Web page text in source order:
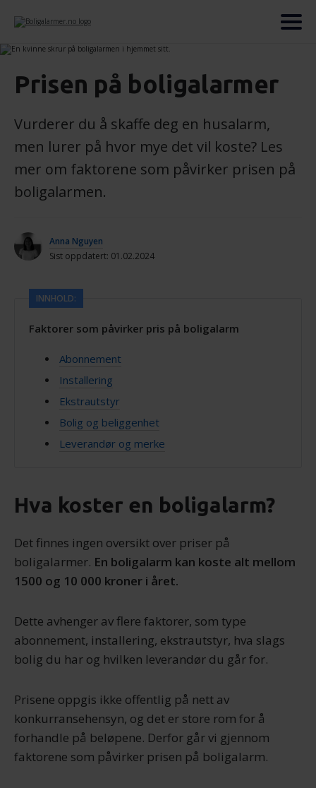
Prisen på boligalarmer
Vurderer du å skaffe deg en husalarm,
men lurer på hvor mye det vil koste? Les
mer om faktorene som påvirker prisen på
boligalarmen.
Anna Nguyen
Sist oppdatert: 01.02.2024
INNHOLD:
Faktorer som påvirker pris på boligalarm
Abonnement
Installering
Ekstrautstyr
Bolig og beliggenhet
Leverandør og merke
Hva koster en boligalarm?
Det finnes ingen oversikt over priser på
boligalarmer. En boligalarm kan koste alt mellom
1500 og 10 000 kroner i året.
Dette avhenger av flere faktorer, som type
abonnement, installering, ekstrautstyr, hva slags
bolig du har og hvilken leverandør du går for.
Prisene oppgis ikke offentlig på nett av
konkurransehensyn, og det er store rom for å
forhandle på beløpene. Derfor går vi gjennom
faktorene som påvirker prisen på boligalarm.